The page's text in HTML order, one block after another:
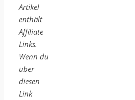
Artikel
enthält
Affiliate
Links.
Wenn du
über
diesen
Link